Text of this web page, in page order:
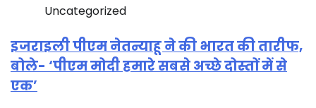
Uncategorized
इजराइली पीएम नेतन्याहू ने की भारत की तारीफ,
बोले- ‘पीएम मोदी हमारे सबसे अच्छे दोस्तों में से
एक’